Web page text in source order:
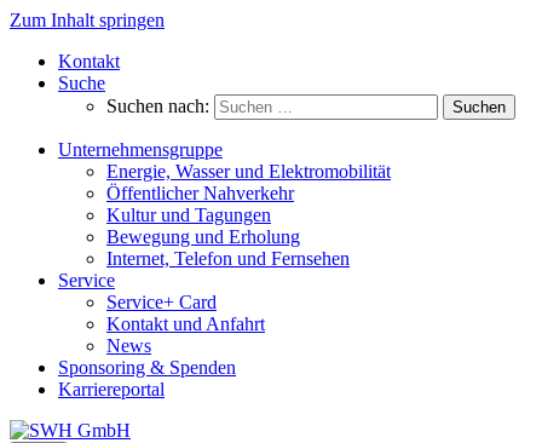
Zum Inhalt springen
Kontakt
Suche
Suchen nach:
Unternehmensgruppe
Energie, Wasser und Elektromobilität
Öffentlicher Nahverkehr
Kultur und Tagungen
Bewegung und Erholung
Internet, Telefon und Fernsehen
Service
Service+ Card
Kontakt und Anfahrt
News
Sponsoring & Spenden
Karriereportal